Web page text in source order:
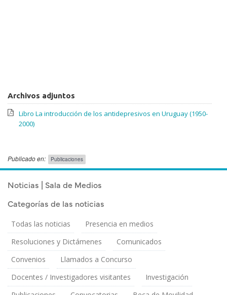
Noticias | Sala de Medios
Categorías de las noticias
Todas las noticias
Presencia en medios
Resoluciones y Dictámenes
Comunicados
Convenios
Llamados a Concurso
Docentes / Investigadores visitantes
Investigación
Archivos adjuntos
Libro La introducción de los antidepresivos en Uruguay (1950-
2000)
Publicado en: Publicaciones
Publicado el Martes 19 Junio, 2012